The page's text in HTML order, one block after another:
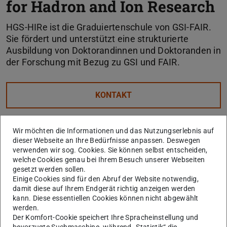
for Hadron and Ion Research
HGS-HIRe ist die Graduiertenschule von GSI-FAIR.
Sie fördert und unterstützt eine strukturierte
Ausbildung von Doktorandinnen und Doktoranden in
der Forschung mit Bezug zu GSI und FAIR.
KONTAKT
Die Helmholtz Graduate School for Hadron and Ion
Research wurde ursprünglich durch den 'Initiative and
Networking Fund' der Helmholtz-Gemeinschaft finanziert
Wir möchten die Informationen und das Nutzungserlebnis auf
dieser Webseite an Ihre Bedürfnisse anpassen. Deswegen
verwenden wir sog. Cookies. Sie können selbst entscheiden,
welche Cookies genau bei Ihrem Besuch unserer Webseiten
gesetzt werden sollen.
Einige Cookies sind für den Abruf der Website notwendig,
damit diese auf Ihrem Endgerät richtig anzeigen werden
kann. Diese essentiellen Cookies können nicht abgewählt
werden.
Der Komfort-Cookie speichert Ihre Spracheinstellung und